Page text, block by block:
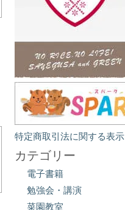
特定商取引法に関する表示
カテゴリー
電子書籍
勉強会・講演
菜園教室